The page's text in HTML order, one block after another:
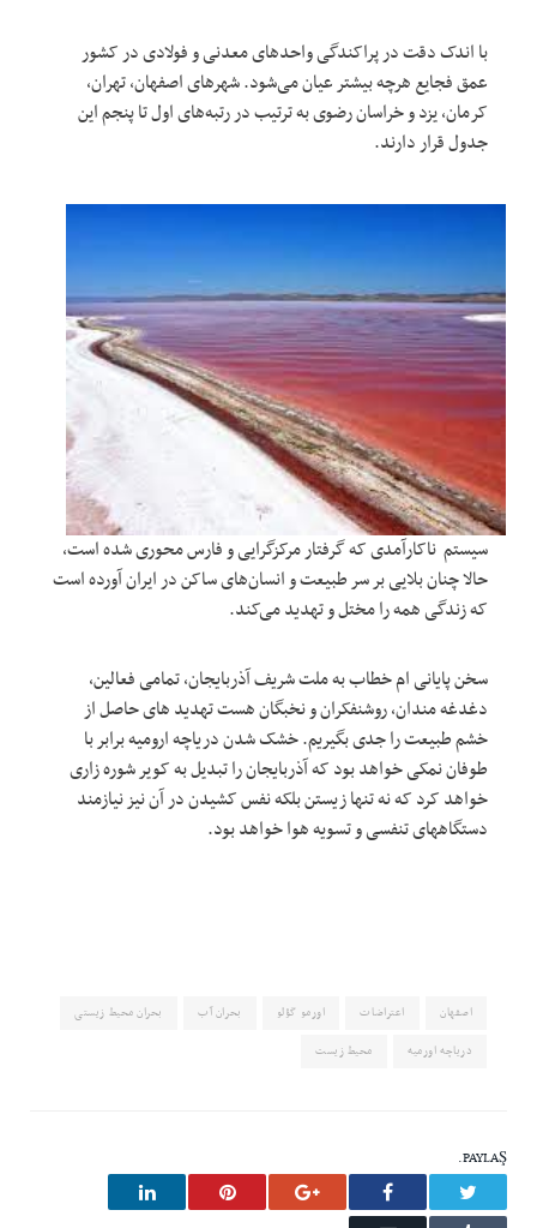
با اندک دقت در پراکندگی واحد‌های معدنی و فولادی در کشور
عمق فجایع هرچه بیشتر عیان می‌شود. شهرهای اصفهان، تهران،
کرمان، یزد و خراسان رضوی به ترتیب در رتبه‌های اول تا پنجم این
جدول قرار دارند.
سیستم ناکارآمدی که گرفتار مرکزگرایی و فارس محوری شده است،
حالا چنان بلایی بر سر طبیعت و انسان‌های ساکن در ایران آورده است
که زندگی همه را مختل و تهدید می‌کند.
سخن پایانی ام خطاب به ملت شریف آذربایجان، تمامی فعالین،
دغدغه مندان، روشنفکران و نخبگان هست تهدید های حاصل از
خشم طبیعت را جدی بگیریم. خشک شدن دریاچه ارومیه برابر با
طوفان نمکی خواهد بود که آذربایجان را تبدیل به کویر شوره زاری
خواهد کرد که نه تنها زیستن بلکه نفس کشیدن در آن نیز نیازمند
دستگاههای تنفسی و تسویه هوا خواهد بود.
اصفهان اعتراضات اورمو گؤلو بحران آب
بحران محیط زیستی
دریاچه اورمیه
محیط زیست
PAYLAŞ.
Facebook
Google+
Pinterest
LinkedIn